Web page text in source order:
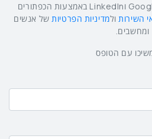
בלחיצה על Google, Microsoft וLinkedIn באמצעות הכפתורים
השירותולמדיניות הפרטיותשל אנשים
ומחשבים.
עם הטופס